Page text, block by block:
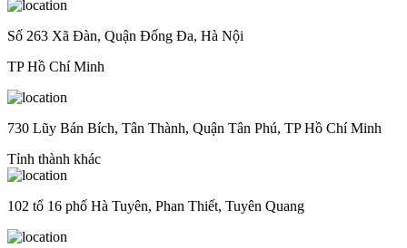
Số 263 Xã Đàn, Quận Đống Đa, Hà Nội
TP Hồ Chí Minh
730 Lũy Bán Bích, Tân Thành, Quận Tân Phú, TP Hồ Chí Minh
Tỉnh thành khác
102 tổ 16 phố Hà Tuyên, Phan Thiết, Tuyên Quang